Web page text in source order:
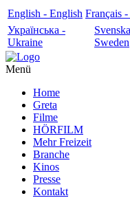
English - English Français
Українська -
Ukraine
Sweden
Menü
Home
Greta
Filme
HÖRFILM
Mehr Freizeit
Branche
Kinos
Presse
Kontakt